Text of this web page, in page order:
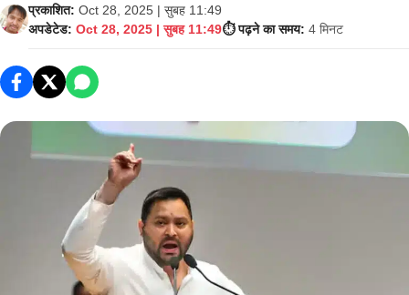
प्रकाशित: Oct 28, 2025 | सुबह 11:49
अपडेटेड: Oct 28, 2025 | सुबह 11:49⏱️ पढ़ने का समय: 4 मिनट